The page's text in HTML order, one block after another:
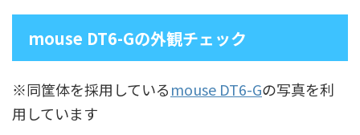
mouse DT6-Gの外観チェック
※同筐体を採用しているmouse DT6-Gの写真を利
用しています